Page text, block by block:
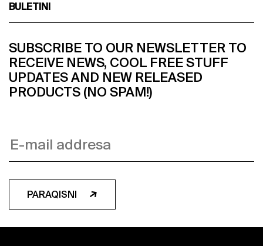
BULETINI
SUBSCRIBE TO OUR NEWSLETTER TO
RECEIVE NEWS, COOL FREE STUFF
UPDATES AND NEW RELEASED
PRODUCTS (NO SPAM!)
PARAQISNI